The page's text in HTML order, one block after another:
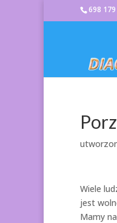
698
Wiele
jest
Mamy